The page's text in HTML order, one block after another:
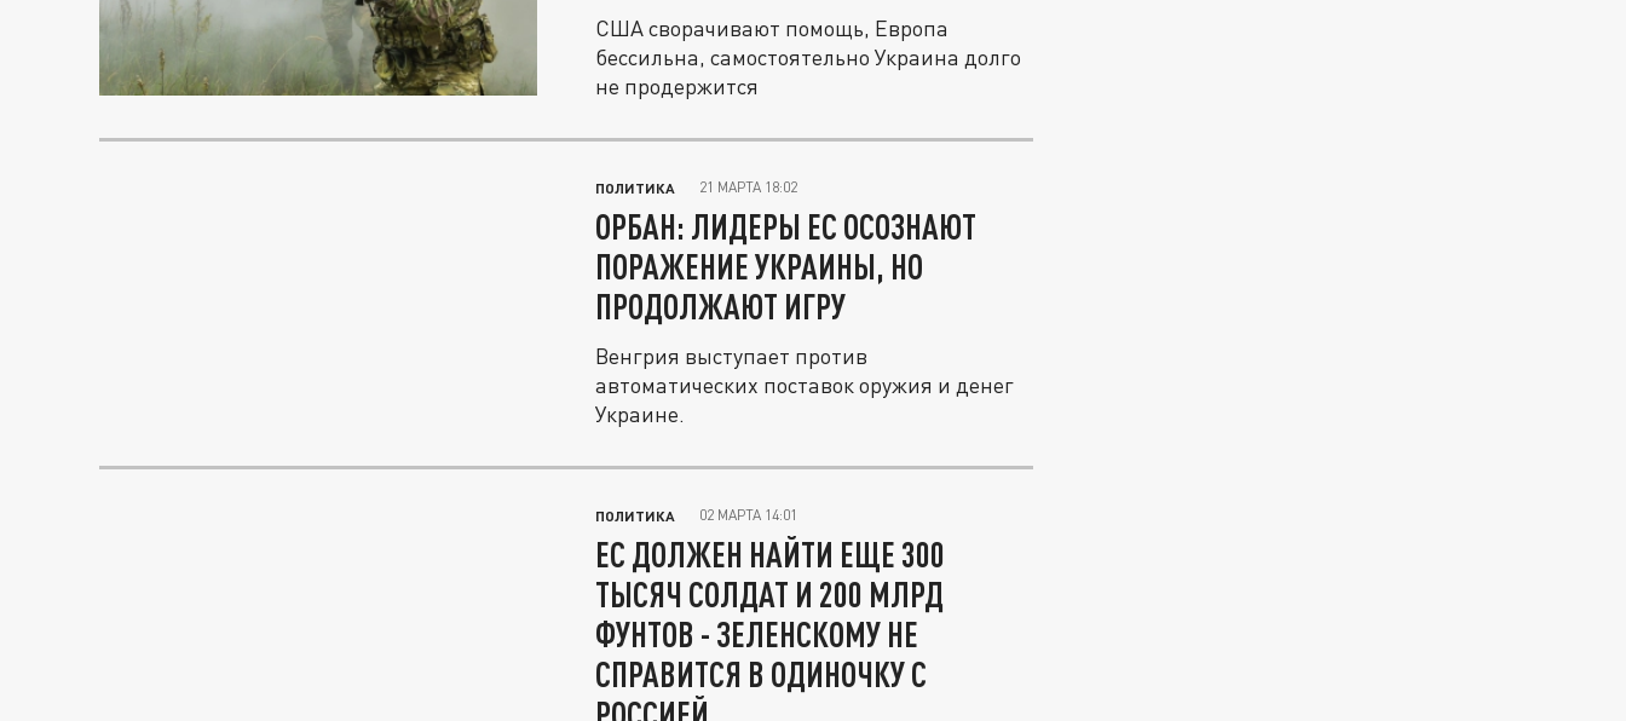
США сворачивают помощь, Европа
бессильна, самостоятельно Украина долго
не продержится
ПОЛИТИКА 21 МАРТА 18:02
ОРБАН: ЛИДЕРЫ ЕС ОСОЗНАЮТ
ПОРАЖЕНИЕ УКРАИНЫ, НО
ПРОДОЛЖАЮТ ИГРУ
Венгрия выступает против
автоматических поставок оружия и денег
Украине.
ПОЛИТИКА 02 МАРТА 14:01
ЕС ДОЛЖЕН НАЙТИ ЕЩЕ 300
ТЫСЯЧ СОЛДАТ И 200 МЛРД
ФУНТОВ - ЗЕЛЕНСКОМУ НЕ
СПРАВИТСЯ В ОДИНОЧКУ С